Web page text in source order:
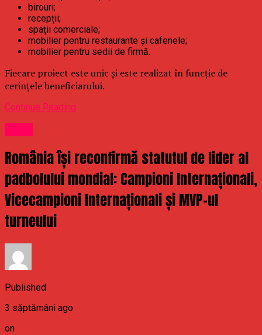
birouri;
recepții;
spații comerciale;
mobilier pentru restaurante și cafenele;
mobilier pentru sedii de firmă.
Fiecare proiect este unic și este realizat în funcție de
cerințele beneficiarului.
Continue Reading
România își reconfirmă statutul de lider al
padbolului mondial: Campioni Internaționali,
Vicecampioni Internaționali și MVP-ul
turneului
Published
3 săptămâni ago
on